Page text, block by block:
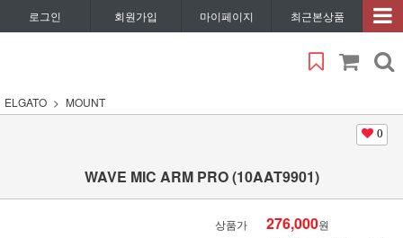
로그인 회원가입 마이페이지 최근본상품
ELGATO MOUNT
0
WAVE MIC ARM PRO (10AAT9901)
상품가 276,000원